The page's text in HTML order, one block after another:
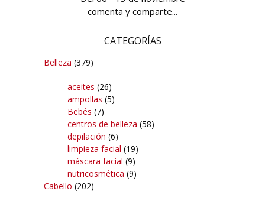
comenta y comparte...
CATEGORÍAS
Belleza (379)
aceites (26)
ampollas (5)
Bebés (7)
centros de belleza (58)
depilación (6)
limpieza facial (19)
máscara facial (9)
nutricosmética (9)
Cabello (202)